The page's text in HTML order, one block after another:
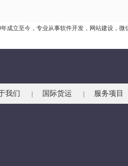
成立至今，专业从事软件开发，网站建设，
我们 国际货运 服务项目